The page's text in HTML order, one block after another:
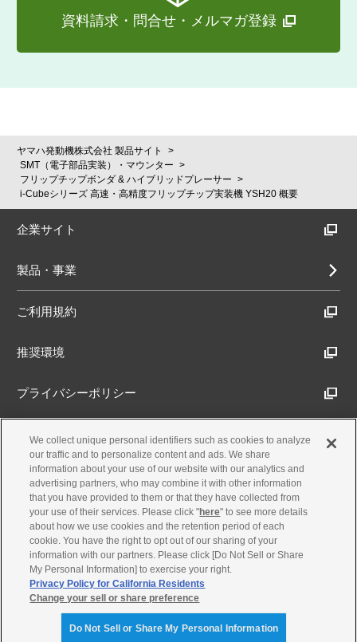
資料請求・問合せ・メルマガ登録
ヤマハ発動機株式会社 製品サイト
SMT（電子部品実装）・マウンター
フリップチップボンダ & ハイブリッドプレーサー
i-Cubeシリーズ 高速・高精度フリップチップ実装機 YSH20 概要
企業サイト
製品・事業
ご利用規約
推奨環境
プライバシーポリシー
Cookieポリシー
アクセシビリティ方針
古物営業法に基づく表示
製品・事業のお問合せ
We collect unique personal identifiers such as cookies to analyze
our traffic and to personalize content and ads. We share
information about your use of our website with our analytics and
advertising partners, who may combine it with other information
that you have provided to them or that they have collected from
your use of their services. Please click "here" to see more details
about how we use cookies and the retention period of each
cookie. You have the right to opt out of our sharing of your
information with our partners. Please click [Do Not Sell or Share
My Personal Information] to exercise your right.
Privacy Policy for California Residents
Change your sell or share preference
Do Not Sell or Share My Personal Information